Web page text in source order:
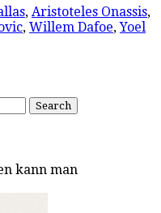
, Aristoteles Onassis,
, Willem Dafoe,Yoel
kann man